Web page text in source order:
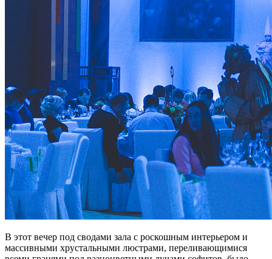
В этот вечер под сводами зала с роскошным интерьером и
массивными хрустальными люстрами, переливающимися